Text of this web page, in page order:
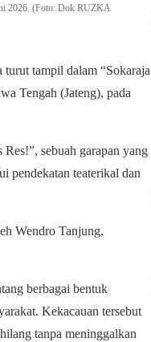
2026. (Foto: Dok RUZKA
tampil dalam “Sokaraja
Tengah (Jateng), pada
sebuah garapan yang
pendekatan teaterikal dan
Wendro Tanjung,
berbagai bentuk
Kekacauan tersebut
tanpa meninggalkan